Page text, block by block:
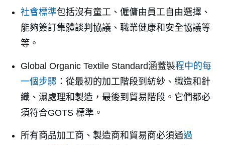
社會標準包括沒有童工、僱傭由員工自由選擇、
能夠簽訂集體談判協議、職業健康和安全協議等
等。
Global Organic Textile Standard涵蓋製程中的每
一個步驟 ：從最初的加工階段到紡紗、織造和針
織、濕處理和製造，最後到貿易階段。它們都必
須符合GOTS 標準。
所有商品加工商、製造商和貿易商必須通過